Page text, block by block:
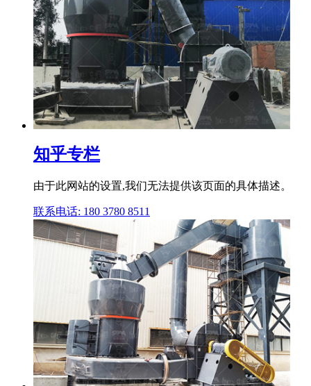
知乎专栏
由于此网站的设置,我们无法提供该页面的具体描述。
联系电话: 180 3780 8511